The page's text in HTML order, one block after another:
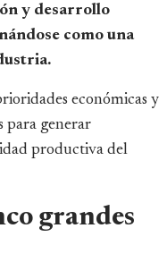
y desarrollo
como una
económicas y
para generar
productiva del
grandes